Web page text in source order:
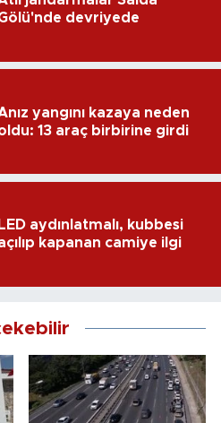
devriyede
yangını kazaya neden
13 araç birbirine girdi
LED aydınlatmalı, kubbesi
kapanan camiye ilgi